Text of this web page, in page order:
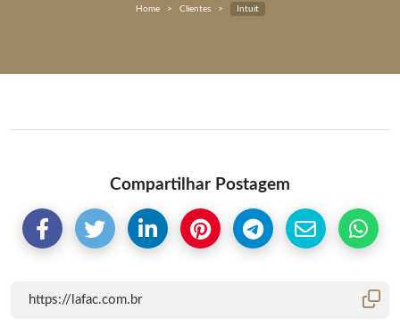
Home Clientes Intuit
Compartilhar Postagem